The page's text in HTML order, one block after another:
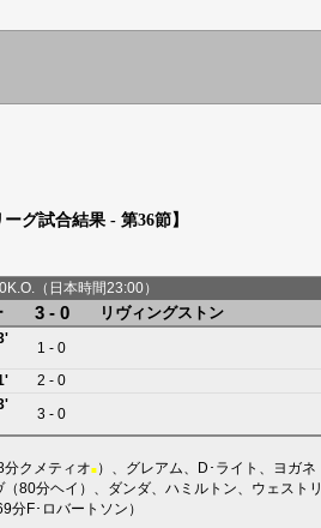
グ試合結果 - 第36節】
（日本時間23:00）
3 - 0 リヴィングストン
1 - 0
2 - 0
3 - 0
分クメティオ■ ）、 グレアム D･ライト
ヨガネ
（80分ヘイ ）、 ダンダ ハミルトン
ウェストリ
分F･ロバートソン ）